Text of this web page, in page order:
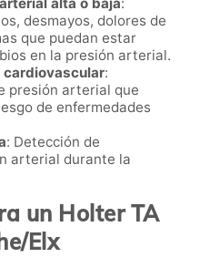
desmayos, dolores de
que puedan estar
en la presión arterial.
cardiovascular:
presión arterial que
de enfermedades
: Detección de
arterial durante la
un Holter TA
Elx